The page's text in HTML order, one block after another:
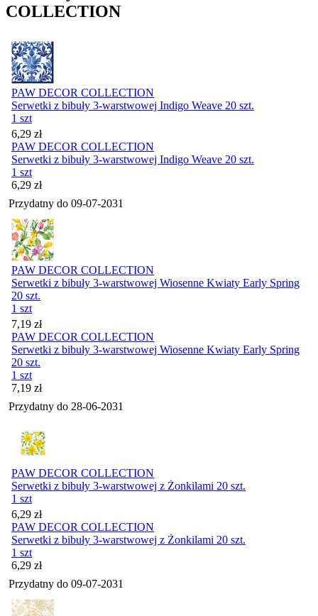
COLLECTION
PAW DECOR COLLECTION
Serwetki z bibuły 3-warstwowej Indigo Weave 20 szt.
1 szt
Cena
6,29 zł
PAW DECOR COLLECTION
Serwetki z bibuły 3-warstwowej Indigo Weave 20 szt.
1 szt
Cena
6,29 zł
Przydatny do 09-07-2031
PAW DECOR COLLECTION
Serwetki z bibuły 3-warstwowej Wiosenne Kwiaty Early Spring
20 szt.
1 szt
Cena
7,19 zł
PAW DECOR COLLECTION
Serwetki z bibuły 3-warstwowej Wiosenne Kwiaty Early Spring
20 szt.
1 szt
Cena
7,19 zł
Przydatny do 28-06-2031
PAW DECOR COLLECTION
Serwetki z bibuły 3-warstwowej z Żonkilami 20 szt.
1 szt
Cena
6,29 zł
PAW DECOR COLLECTION
Serwetki z bibuły 3-warstwowej z Żonkilami 20 szt.
1 szt
Cena
6,29 zł
Przydatny do 09-07-2031